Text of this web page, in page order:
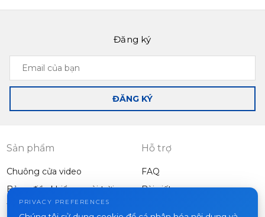
Đăng ký
Email
của
bạn
ĐĂNG KÝ
Sản phẩm
Chuông cửa video
Bảng điều khiển ngoài trời
Thiết bị khác
Hỗ trợ
FAQ
Bài viết
PRIVACY PREFERENCES